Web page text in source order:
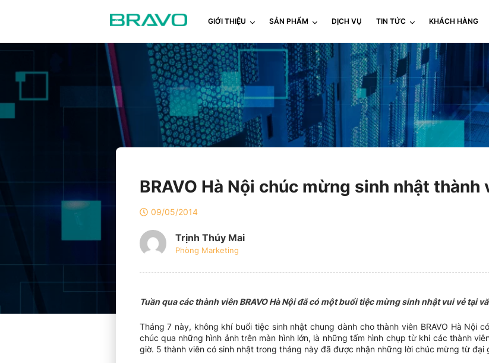
GIỚI THIỆU SẢN PHẨM DỊCH VỤ TIN TỨC KHÁCH HÀNG
BRAVO Hà Nội chúc mừng sinh nhật thành
09/05/2014
Trịnh Thúy Mai
Phòng Marketing
Tuần qua các thành viên BRAVO Hà Nội đã có một buổi tiệc mừng sinh nhật vui vẻ tại
Tháng 7 này, không khí buổi tiệc sinh nhật chung dành cho thành viên BRAVO Hà Nội
chúc qua những hình ảnh trên màn hình lớn, là những tấm hình chụp từ khi các thành
giờ. 5 thành viên có sinh nhật trong tháng này đã được nhận những lời chúc mừng từ đại